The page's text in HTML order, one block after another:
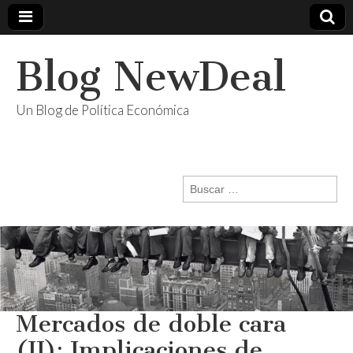
Blog NewDeal
Un Blog de Política Económica
Buscar:
Mercados de doble cara